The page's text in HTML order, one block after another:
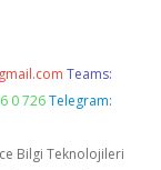
Teams:
0 726 Telegram:
Bilgi Teknolojileri